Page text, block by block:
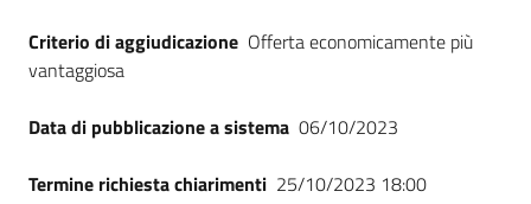
Criterio di aggiudicazione Offerta economicamente più
vantaggiosa
Data di pubblicazione a sistema 06/10/2023
Termine richiesta chiarimenti 25/10/2023 18:00